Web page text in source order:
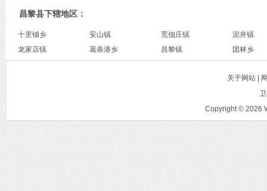
昌黎县下辖地区：
十里铺乡 安山镇 荒佃庄镇
泥井镇
龙家店镇
葛条港乡 昌黎镇 团林乡
关于网站 |
Copyright © 2026